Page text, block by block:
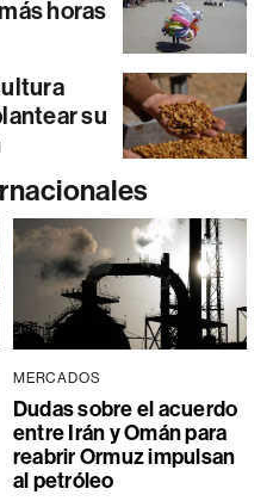
horas
su
MERCADOS
Dudas sobre el acuerdo
entre Irán y Omán para
reabrir Ormuz impulsan
al petróleo